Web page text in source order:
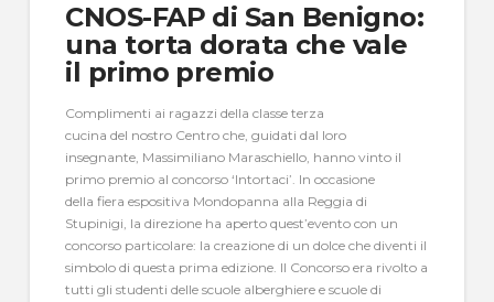
CNOS-FAP di San Benigno:
una torta dorata che vale
il primo premio
Complimenti ai ragazzi della classe terza
cucina del nostro Centro che, guidati dal loro
insegnante, Massimiliano Maraschiello, hanno vinto il
primo premio al concorso ‘Intortaci’. In occasione
della fiera espositiva Mondopanna alla Reggia di
Stupinigi, la direzione ha aperto quest’evento con un
concorso particolare: la creazione di un dolce che diventi il
simbolo di questa prima edizione. Il Concorso era rivolto a
tutti gli studenti delle scuole alberghiere e scuole di